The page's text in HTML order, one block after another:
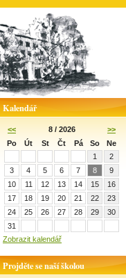
Kalendář
<< 8 / 2026
>>
Po
Út St Čt Pá So
Ne
1
2
3
4 5 6 7 8
9
10
11 12 13 14 15
16
17
18 19 20 21 22
23
24
25 26 27 28 29
30
31
Zobrazit kalendář
Projděte se naší školou